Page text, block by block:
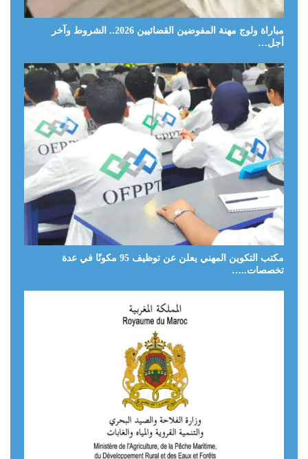
مباراة ولوج مهنة المفوضين القضائيين 2026.. الشروط وآخر
أجل…
مكتب التكوين المهني يعلن عن توظيف 95 مكونًا في عدة
تخصصات..…